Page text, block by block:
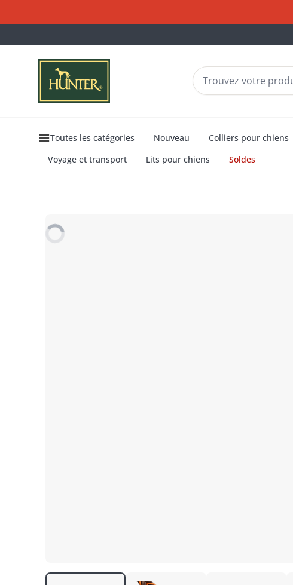
Toutes les catégories Nouveau Colliers pour chiens
Voyage et transport
Lits pour chiens Soldes